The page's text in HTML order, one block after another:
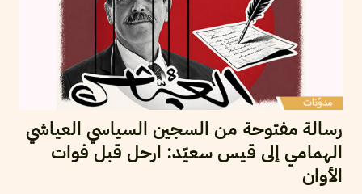
رسالة مفتوحة من السجين السياسي العياشي
الهمامي إلى قيس سعيّد: ارحل قبل فوات
الأوان